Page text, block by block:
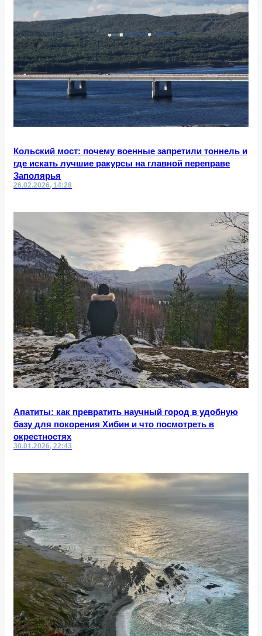
Кольский мост: почему военные запретили тоннель и
где искать лучшие ракурсы на главной переправе
Заполярья
26.02.2026, 14:28
Апатиты: как превратить научный город в удобную
базу для покорения Хибин и что посмотреть в
окрестностях
30.01.2026, 22:43